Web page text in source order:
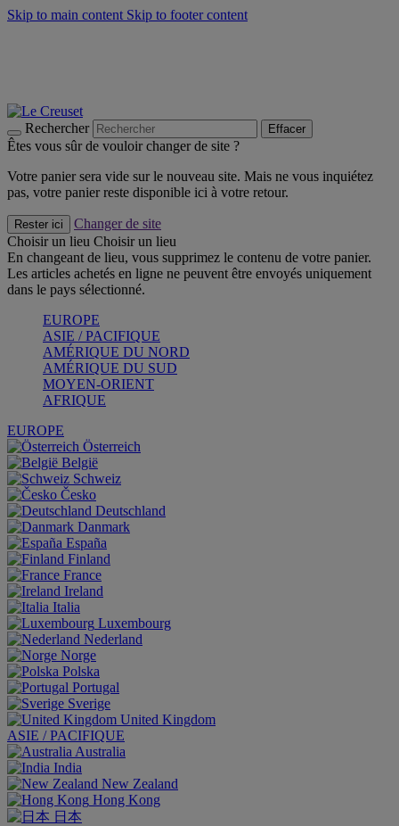
Skip to main content Skip to footer content
Rechercher Effacer
Êtes vous sûr de vouloir changer de site ?
Votre panier sera vide sur le nouveau site. Mais ne vous inquiétez
pas, votre panier reste disponible ici à votre retour.
Rester ici
Changer de site
Choisir un lieu Choisir un lieu
En changeant de lieu, vous supprimez le contenu de votre panier.
Les articles achetés en ligne ne peuvent être envoyés uniquement
dans le pays sélectionné.
EUROPE
ASIE / PACIFIQUE
AMÉRIQUE DU NORD
AMÉRIQUE DU SUD
MOYEN-ORIENT
AFRIQUE
EUROPE
Österreich
België
Schweiz
Česko
Deutschland
Danmark
España
Finland
France
Ireland
Italia
Luxembourg
Nederland
Norge
Polska
Portugal
Sverige
United Kingdom
ASIE / PACIFIQUE
Australia
India
New Zealand
Hong Kong
日本